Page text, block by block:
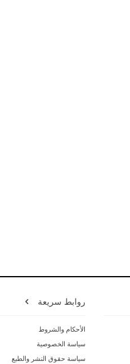
روابط سريعة
الأحكام والشروط
سياسة الخصوصية
سياسة حقوق النشر والطبع